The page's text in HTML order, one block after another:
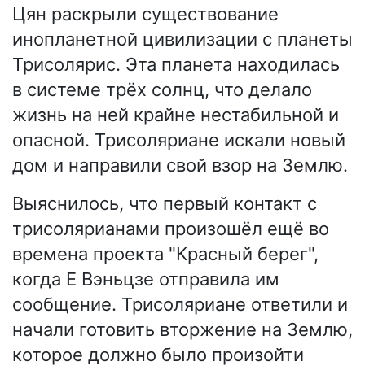
Цян раскрыли существование
инопланетной цивилизации с планеты
Трисолярис. Эта планета находилась
в системе трёх солнц, что делало
жизнь на ней крайне нестабильной и
опасной. Трисоляриане искали новый
дом и направили свой взор на Землю.
Выяснилось, что первый контакт с
трисолярианами произошёл ещё во
времена проекта "Красный берег",
когда Е Вэньцзе отправила им
сообщение. Трисоляриане ответили и
начали готовить вторжение на Землю,
которое должно было произойти